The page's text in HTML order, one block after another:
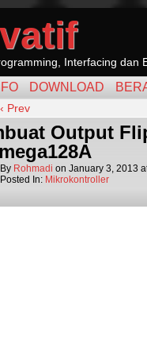
Interfacing dan
DOWNLOAD
‹ Prev
Output
By Rohmadi on January 3, 2013
Posted In: Mikrokontroller